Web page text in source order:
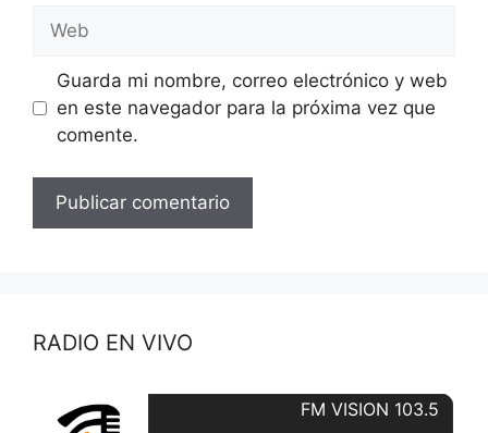
Web
Guarda mi nombre, correo electrónico y web
en este navegador para la próxima vez que
comente.
RADIO EN VIVO